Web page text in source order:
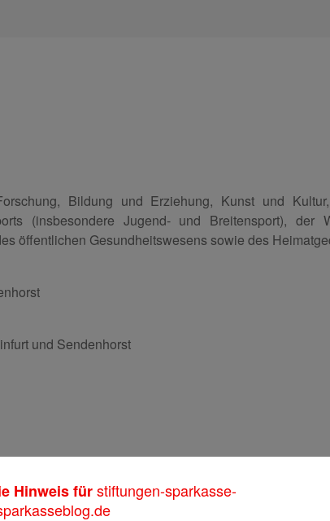
Bildung und Erziehung, Kunst und
(insbesondere Jugend- und Breitensport), der
öffentlichen Gesundheitswesens sowie des
und Sendenhorst
Hinweis fürstiftungen-sparkasse-